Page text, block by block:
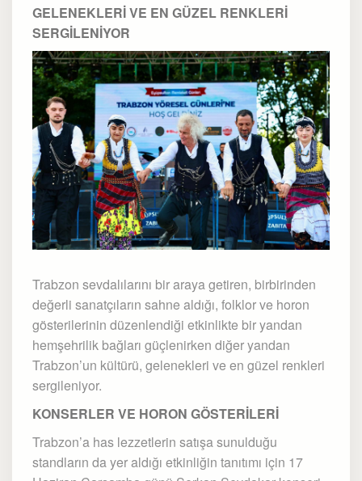
GELENEKLERİ VE EN GÜZEL RENKLERİ
SERGİLENİYOR
Trabzon sevdalılarını bir araya getiren, birbirinden
değerli sanatçıların sahne aldığı, folklor ve horon
gösterilerinin düzenlendiği etkinlikte bir yandan
hemşehrilik bağları güçlenirken diğer yandan
Trabzon’un kültürü, gelenekleri ve en güzel renkleri
sergileniyor.
KONSERLER VE HORON GÖSTERİLERİ
Trabzon’a has lezzetlerin satışa sunulduğu
standların da yer aldığı etkinliğin tanıtımı için 17